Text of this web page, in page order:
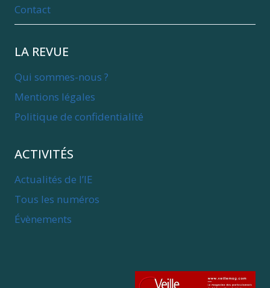
Contact
LA REVUE
Qui sommes-nous ?
Mentions légales
Politique de confidentialité
ACTIVITÉS
Actualités de l’IE
Tous les numéros
Évènements